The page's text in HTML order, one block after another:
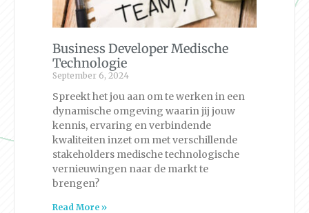
Business Developer Medische
Technologie
September 6, 2024
Spreekt het jou aan om te werken in een
dynamische omgeving waarin jij jouw
kennis, ervaring en verbindende
kwaliteiten inzet om met verschillende
stakeholders medische technologische
vernieuwingen naar de markt te
brengen?
Read More »